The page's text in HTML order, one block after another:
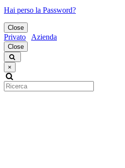
Hai perso la Password?
Close
Privato Azienda
Close
×